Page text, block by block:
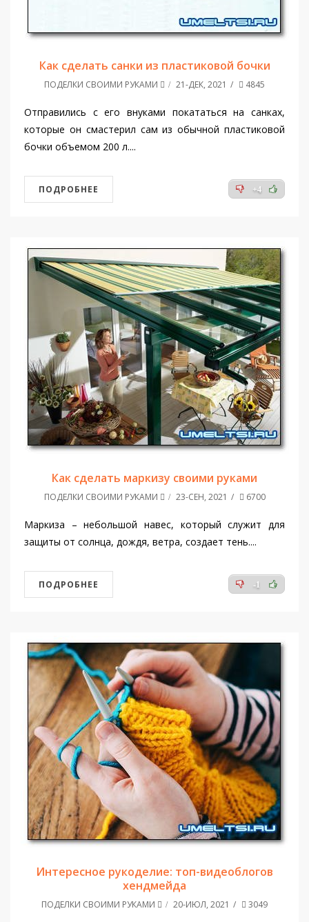
Как сделать санки из пластиковой бочки
ПОДЕЛКИ СВОИМИ РУКАМИ 21-ДЕК, 2021 4845
Отправились с его внуками покататься на санках,
которые он смастерил сам из обычной пластиковой
бочки объемом 200 л....
+4
ПОДРОБНЕЕ
Как сделать маркизу своими руками
ПОДЕЛКИ СВОИМИ РУКАМИ 23-СЕН, 2021 6700
Маркиза – небольшой навес, который служит для
защиты от солнца, дождя, ветра, создает тень....
-1
ПОДРОБНЕЕ
Интересное рукоделие: топ-видеоблогов
хендмейда
ПОДЕЛКИ СВОИМИ РУКАМИ 20-ИЮЛ, 2021 3049